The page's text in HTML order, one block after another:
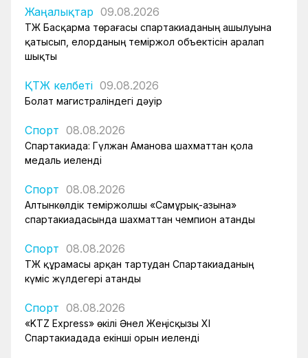
Жаңалықтар 09.08.2026
ҚТЖ Басқарма төрағасы спартакиаданың ашылуына
қатысып, елорданың теміржол объектісін аралап
шықты
ҚТЖ келбеті 09.08.2026
Болат магистраліндегі дәуір
Спорт 08.08.2026
Спартакиада: Гүлжан Аманова шахматтан қола
медаль иеленді
Спорт 08.08.2026
Алтынкөлдік теміржолшы «Самұрық-Қазына»
спартакиадасында шахматтан чемпион атанды
Спорт 08.08.2026
ҚТЖ құрамасы арқан тартудан Спартакиаданың
күміс жүлдегері атанды
Спорт 08.08.2026
«KTZ Express» өкілі Әнел Жеңісқызы XI
Спартакиадада екінші орын иеленді